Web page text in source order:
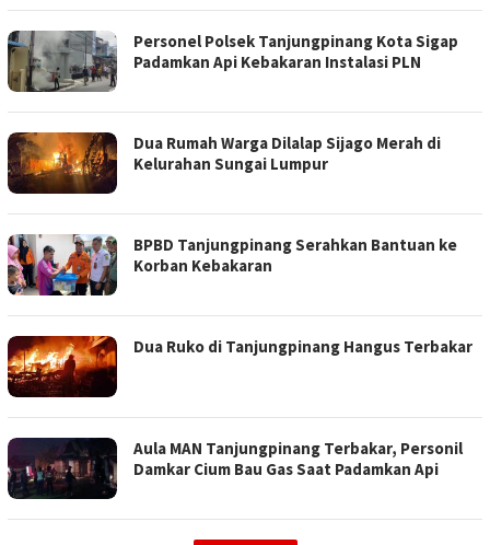
Personel Polsek Tanjungpinang Kota Sigap
Padamkan Api Kebakaran Instalasi PLN
Dua Rumah Warga Dilalap Sijago Merah di
Kelurahan Sungai Lumpur
BPBD Tanjungpinang Serahkan Bantuan ke
Korban Kebakaran
Dua Ruko di Tanjungpinang Hangus Terbakar
Aula MAN Tanjungpinang Terbakar, Personil
Damkar Cium Bau Gas Saat Padamkan Api